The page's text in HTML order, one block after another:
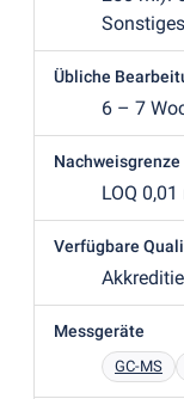
Übliche
6 – 7
Nachweisgrenze
LOQ
Verfügbare
Messgeräte
GC-MS